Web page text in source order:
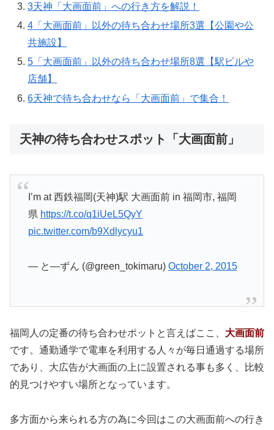
3天神「大画面前」への行き方を解説！
4 「大画面前」以外の待ち合わせ場所3選【公園や公
共施設】
5 「大画面前」以外の待ち合わせ場所8選【駅ビルや
店舗】
6天神で待ち合わせなら「大画面前」で集合！
天神の待ち合わせスポット「大画面前」
I’m at 西鉄福岡(天神)駅 大画面前 in 福岡市, 福岡
県 https://t.co/q1iUeL5QyY
pic.twitter.com/b9Xdlycyu1
— と―ずん (@green_tokimaru) October 2, 2015
福岡人の定番の待ち合わせポットと言えばここ、 大画面前
です。通勤通学で電車を利用する人々が毎日通過する場所
であり、大広告が大画面の上に設置される事も多く、比較
的見つけやすい場所となっています。
多方面から来られる方の為に今回はこの大画面前への行き